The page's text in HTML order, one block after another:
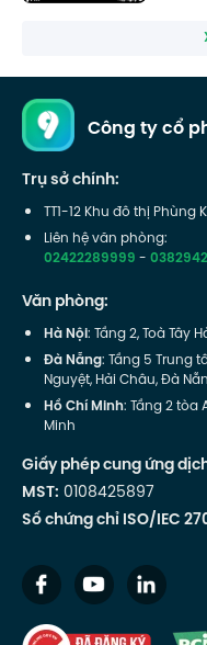
Công ty cổ
Trụ sở chính:
TT1-12 Khu đô thị Phùng
Liên hệ văn phòng:
02422289999-
Văn phòng:
Hà Nội: Tầng 2, Toà Tây
Đà Nẵng: Tầng 5 Trung
Nguyệt, Hải Châu, Đà
Hồ Chí Minh: Tầng 2 tòa
Minh
Giấy phép cung ứng
MST: 0108425897
Số chứng chỉ ISO/IEC